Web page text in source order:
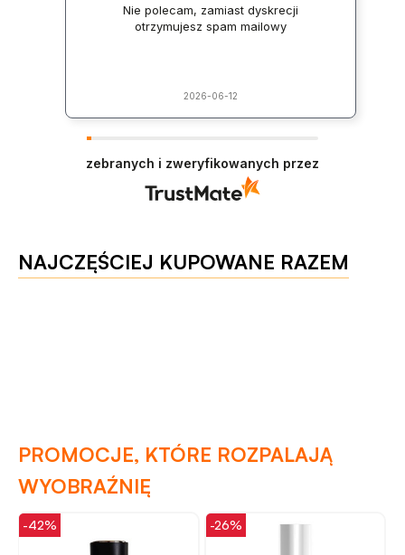
Nie polecam, zamiast dyskrecji
otrzymujesz spam mailowy
2026-06-12
zebranych i zweryfikowanych przez
NAJCZĘŚCIEJ KUPOWANE RAZEM
PROMOCJE, KTÓRE ROZPALAJĄ
WYOBRAŹNIĘ
-42% -26%